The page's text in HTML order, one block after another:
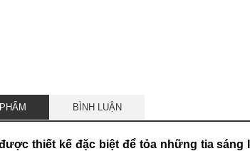
BÌNH LUẬN
thiết kế đặc biệt để tỏa những tia sáng